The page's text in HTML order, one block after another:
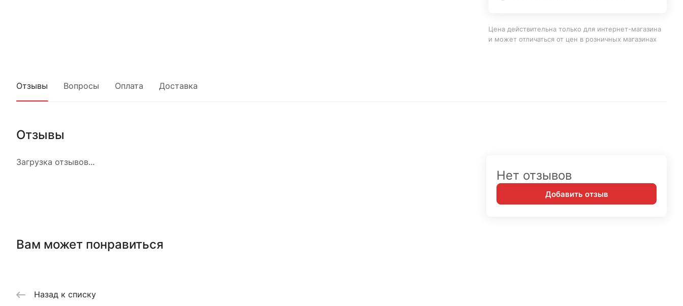
Цена действительна только для интернет-магазина
и может отличаться от цен в розничных магазинах
Отзывы Вопросы Оплата Доставка
Отзывы
Загрузка отзывов...
Нет отзывов
Добавить отзыв
Вам может понравиться
Назад к списку